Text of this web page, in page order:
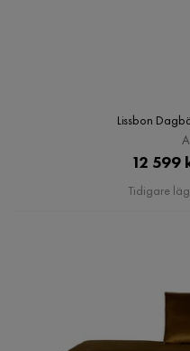
Lissbon
12 599
Tidigare